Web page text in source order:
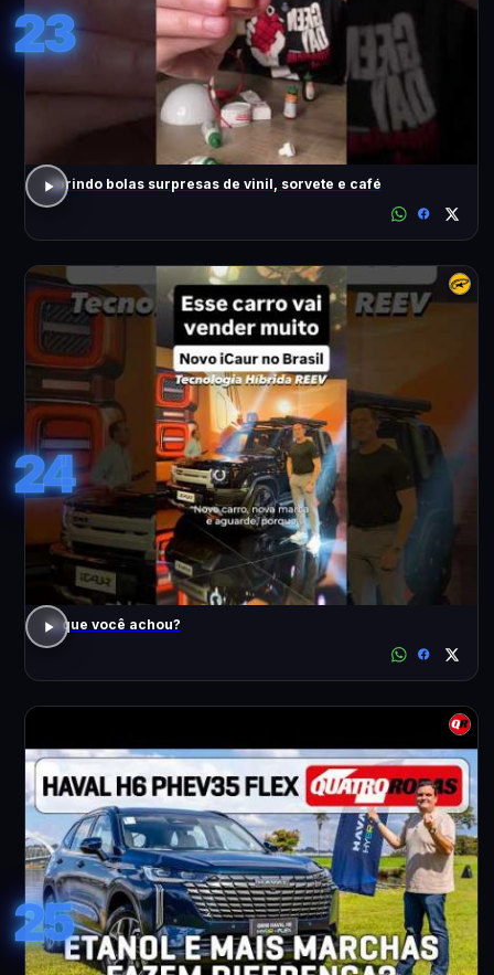
23
abrindo bolas surpresas de vinil, sorvete e café
24
O que você achou?
25